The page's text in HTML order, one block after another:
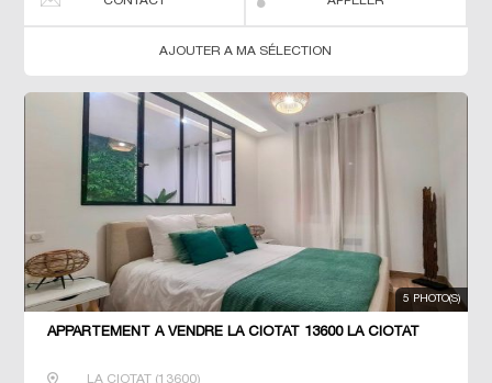
AJOUTER A MA SÉLECTION
5 PHOTO(S)
APPARTEMENT À VENDRE LA CIOTAT 13600 LA CIOTAT
LA CIOTAT(13600)